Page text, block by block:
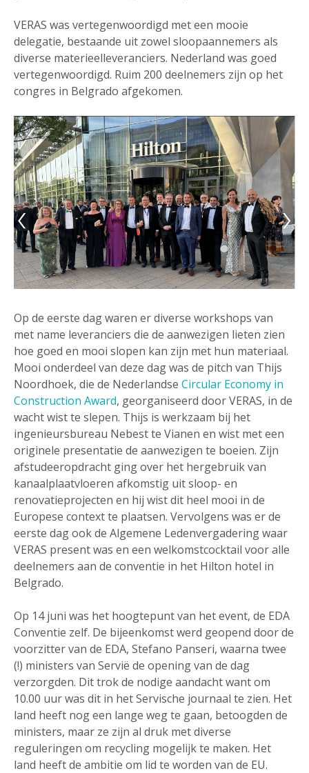
VERAS was vertegenwoordigd met een mooie
delegatie, bestaande uit zowel sloopaannemers als
diverse materieelleveranciers. Nederland was goed
vertegenwoordigd. Ruim 200 deelnemers zijn op het
congres in Belgrado afgekomen.
Op de eerste dag waren er diverse workshops van
met name leveranciers die de aanwezigen lieten zien
hoe goed en mooi slopen kan zijn met hun materiaal.
Mooi onderdeel van deze dag was de pitch van Thijs
Noordhoek, die de Nederlandse Circular Economy in
Construction Award, georganiseerd door VERAS, in de
wacht wist te slepen. Thijs is werkzaam bij het
ingenieursbureau Nebest te Vianen en wist met een
originele presentatie de aanwezigen te boeien. Zijn
afstudeeropdracht ging over het hergebruik van
kanaalplaatvloeren afkomstig uit sloop- en
renovatieprojecten en hij wist dit heel mooi in de
Europese context te plaatsen. Vervolgens was er de
eerste dag ook de Algemene Ledenvergadering waar
VERAS present was en een welkomstcocktail voor alle
deelnemers aan de conventie in het Hilton hotel in
Belgrado.
Op 14 juni was het hoogtepunt van het event, de EDA
Conventie zelf. De bijeenkomst werd geopend door de
voorzitter van de EDA, Stefano Panseri, waarna twee
(!) ministers van Servië de opening van de dag
verzorgden. Dit trok de nodige aandacht want om
10.00 uur was dit in het Servische journaal te zien. Het
land heeft nog een lange weg te gaan, betoogden de
ministers, maar ze zijn al druk met diverse
reguleringen om recycling mogelijk te maken. Het
land heeft de ambitie om lid te worden van de EU.